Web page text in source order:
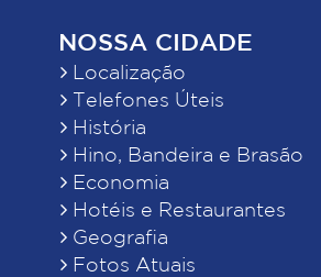
NOSSA CIDADE
Localização
Telefones Úteis
História
Hino, Bandeira e Brasão
Economia
Hotéis e Restaurantes
Geografia
Fotos Atuais